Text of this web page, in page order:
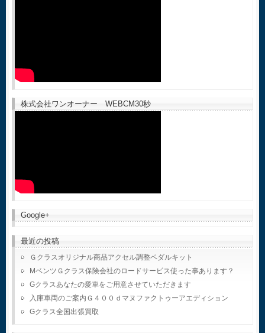
株式会社ワンオーナー WEBCM30秒
Google+
最近の投稿
Ｇクラスオリジナル商品アクセル調整ペダルキット
MベンツＧクラス保険会社のロードサービス使った事あります？
Gクラスあなたの愛車をご用意させていただきます
入庫車両のご案内Ｇ４００ｄマヌファクトゥーアエディション
Gクラス全国出張買取